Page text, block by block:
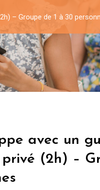
– Groupe de 1 à 30
avec un
(2h) –